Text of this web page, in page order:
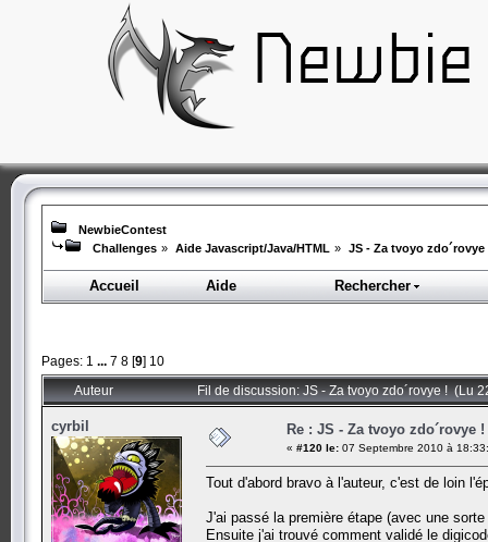
NewbieContest
Challenges » Aide Javascript/Java/HTML » JS - Za tvoyo zdo´rovye
Accueil Aide Rechercher
Pages: 1 ... 7 8 [9] 10
Auteur Fil de discussion: JS - Za tvoyo zdo´rovye ! (Lu
cyrbil Re : JS - Za tvoyo zdo´rovye !
« #120 le: 07 Septembre 2010 à
Tout d'abord bravo à l'auteur, c'est de loin
J'ai passé la première étape (avec une
Ensuite j'ai trouvé comment validé le